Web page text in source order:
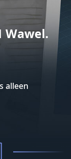
Wawel.
alleen